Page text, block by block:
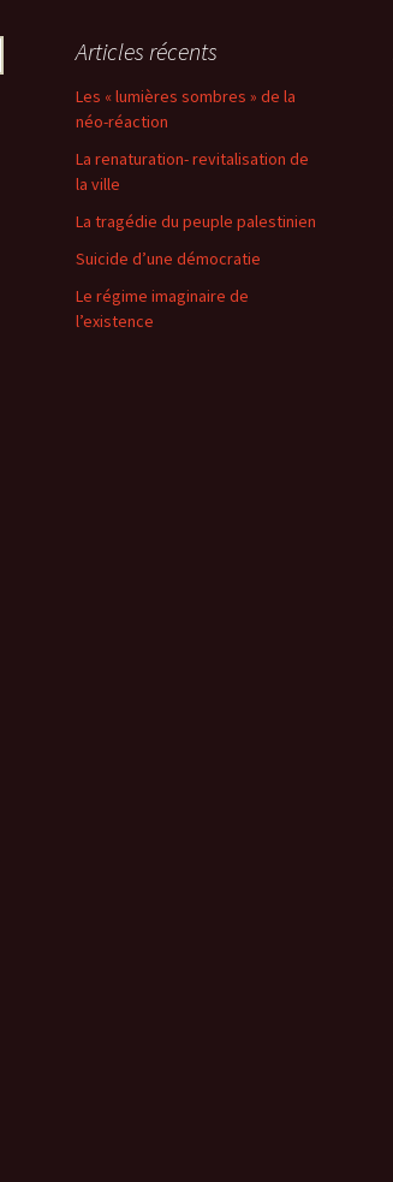
Articles récents
Les « lumières sombres » de la
néo-réaction
La renaturation- revitalisation de
la ville
La tragédie du peuple palestinien
Suicide d’une démocratie
Le régime imaginaire de
l’existence